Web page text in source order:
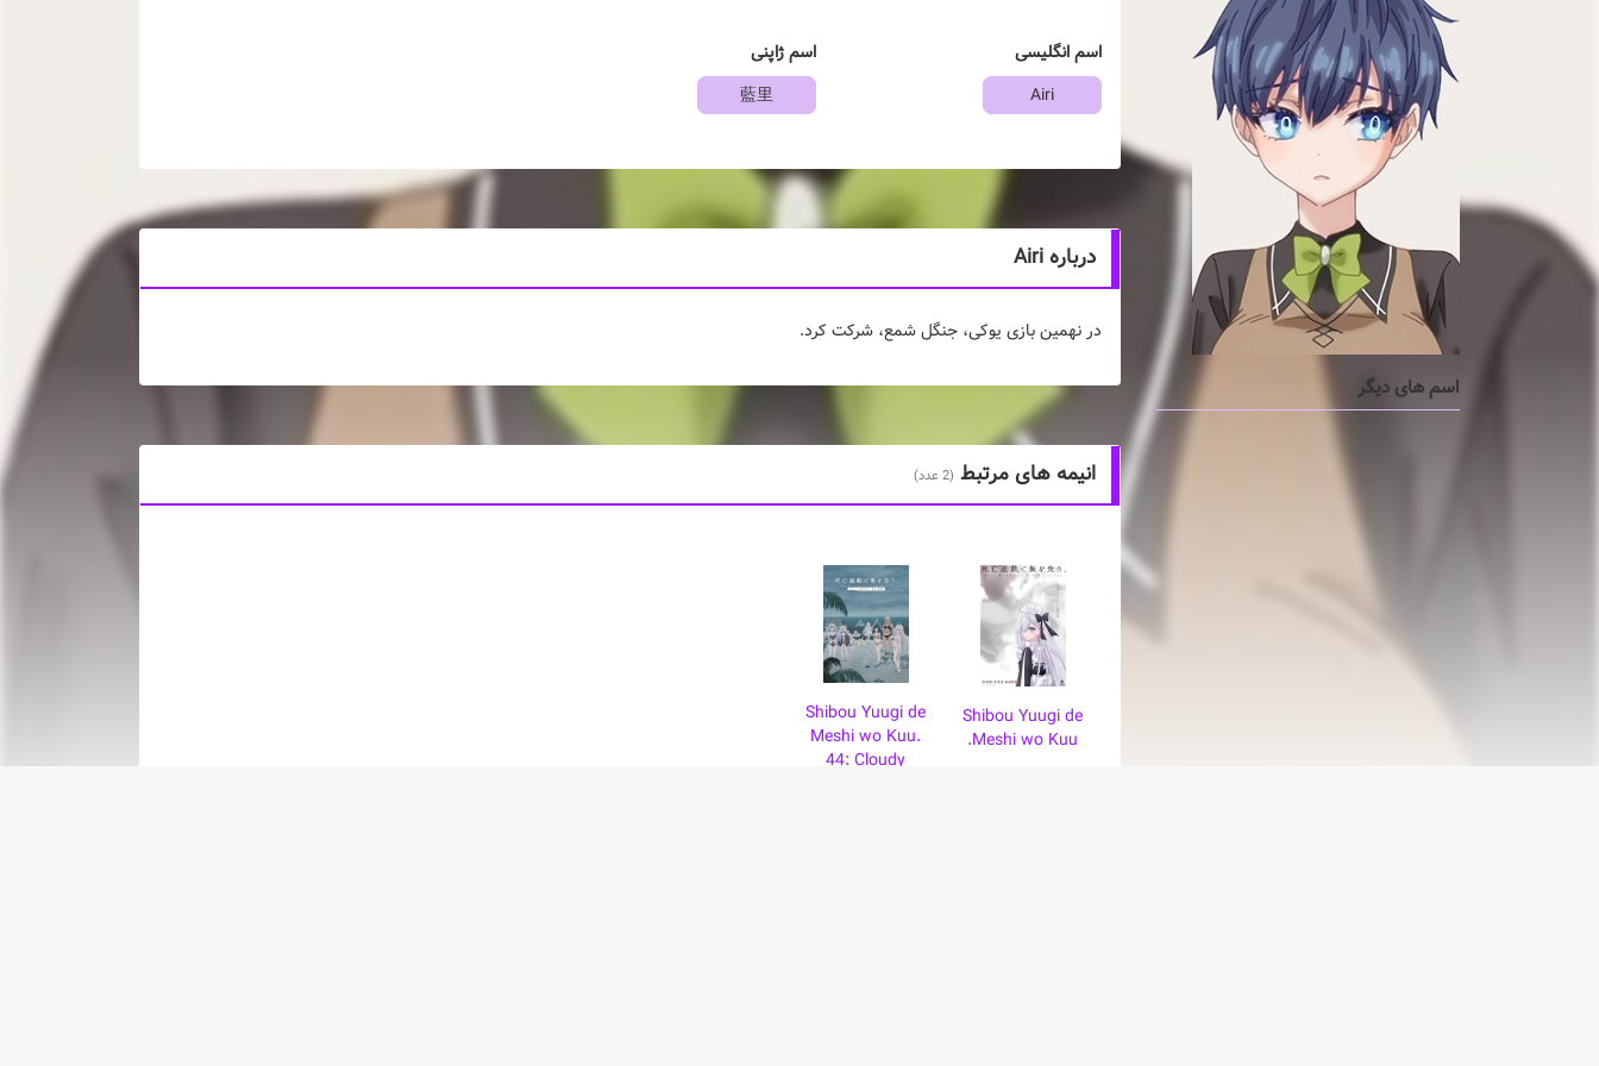
اسم های دیگر
اسم انگلیسی
Airi
اسم ژاپنی
藍里
درباره Airi
در نهمین بازی یوکی، جنگل شمع، شرکت کرد.
انیمه های مرتبط (2 عدد)
Shibou Yuugi de
Meshi wo Kuu.
Shibou Yuugi de
Meshi wo Kuu.
44: Cloudy